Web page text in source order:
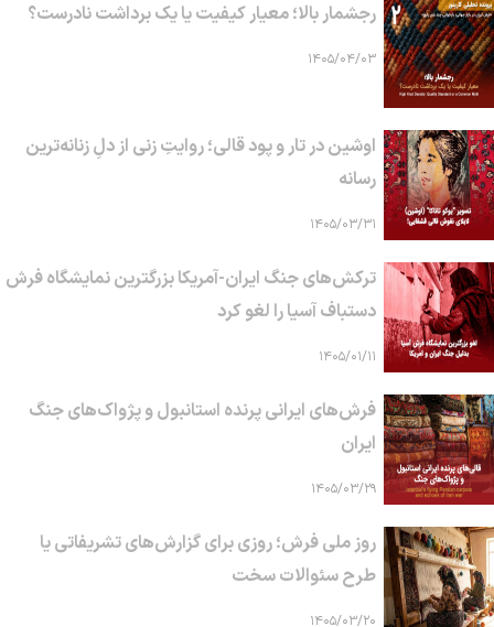
رجشمار بالا؛ معیار کیفیت یا یک برداشت نادرست؟
۱۴۰۵/۰۴/۰۳
اوشین در تار و پود قالی؛ روایتِ زنی از دلِ زنانه‌ترین
رسانه
۱۴۰۵/۰۳/۳۱
ترکش‌های جنگ ایران-آمریکا بزرگترین نمایشگاه فرش
دستباف آسیا را لغو کرد
۱۴۰۵/۰۱/۱۱
فرش‌های ایرانی پرنده استانبول و پژواک‌های جنگ
ایران
۱۴۰۵/۰۳/۲۹
روز ملی فرش؛ روزی برای گزارش‌های تشریفاتی یا
طرح سئوالات سخت
۱۴۰۵/۰۳/۲۰